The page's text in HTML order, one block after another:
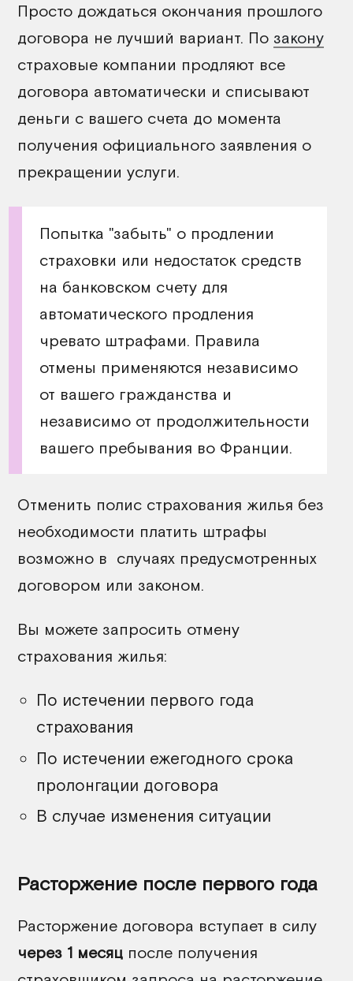
Просто дождаться окончания прошлого
договора не лучший вариант. По закону
страховые компании продляют все
договора автоматически и списывают
деньги с вашего счета до момента
получения официального заявления о
прекращении услуги.
Попытка "забыть" о продлении
страховки или недостаток средств
на банковском счету для
автоматического продления
чревато штрафами. Правила
отмены применяются независимо
от вашего гражданства и
независимо от продолжительности
вашего пребывания во Франции.
Отменить полис страхования жилья без
необходимости платить штрафы
возможно в случаях предусмотренных
договором или законом.
Вы можете запросить отмену
страхования жилья:
По истечении первого года
страхования
По истечении ежегодного срока
пролонгации договора
В случае изменения ситуации
Расторжение после первого года
Расторжение договора вступает в силу
через 1 месяц после получения